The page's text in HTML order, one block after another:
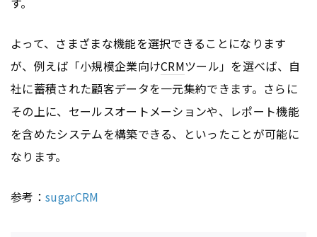
よって、さまざまな機能を選択できることになります
が、例えば「小規模企業向けCRMツール」を選べば、自
社に蓄積された顧客データを一元集約できます。さらに
その上に、セールスオートメーションや、レポート機能
を含めたシステムを構築できる、といったことが可能に
なります。
参考： sugarCRM